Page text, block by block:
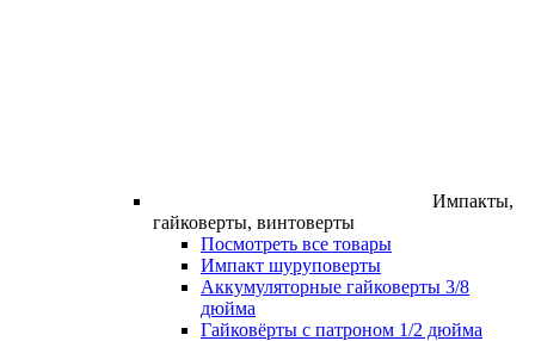
Импакты,
гайковерты, винтоверты
Посмотреть все товары
Импакт шуруповерты
Аккумуляторные гайковерты 3/8
дюйма
Гайковёрты с патроном 1/2 дюйма